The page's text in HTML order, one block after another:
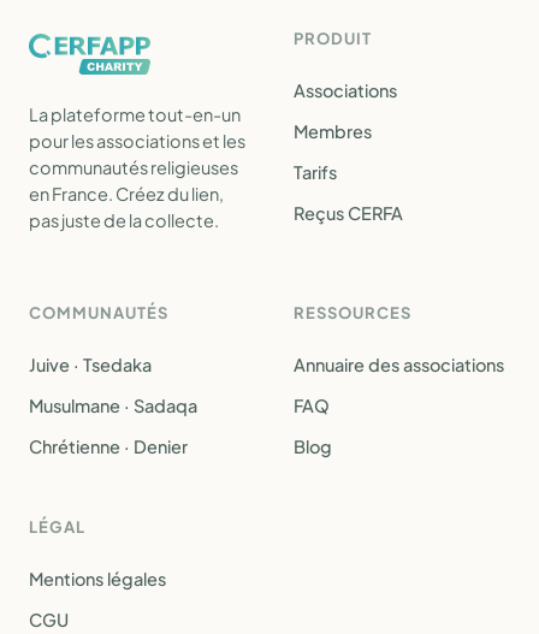
La plateforme tout-en-un
pour les associations et les
communautés religieuses
en France. Créez du lien,
pas juste de la collecte.
PRODUIT
Associations
Membres
Tarifs
Reçus CERFA
COMMUNAUTÉS
Juive · Tsedaka
Musulmane · Sadaqa
Chrétienne · Denier
RESSOURCES
Annuaire des associations
FAQ
Blog
LÉGAL
Mentions légales
CGU